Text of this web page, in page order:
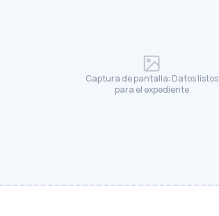
Captura de pantalla: Datos listos
para el expediente